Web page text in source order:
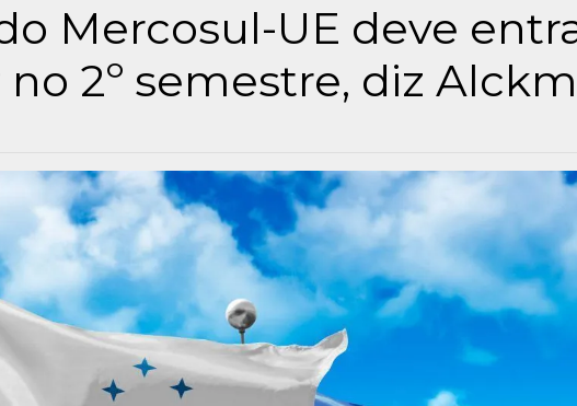
Mercosul-UE deve
2º semestre, diz